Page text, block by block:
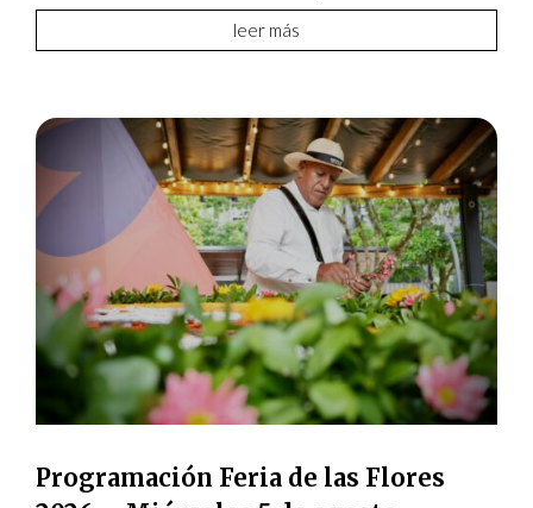
leer más
Programación Feria de las Flores